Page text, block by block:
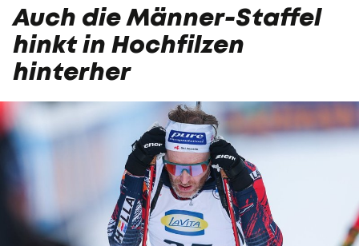
Auch die Männer-Staffel
hinkt in Hochfilzen
hinterher